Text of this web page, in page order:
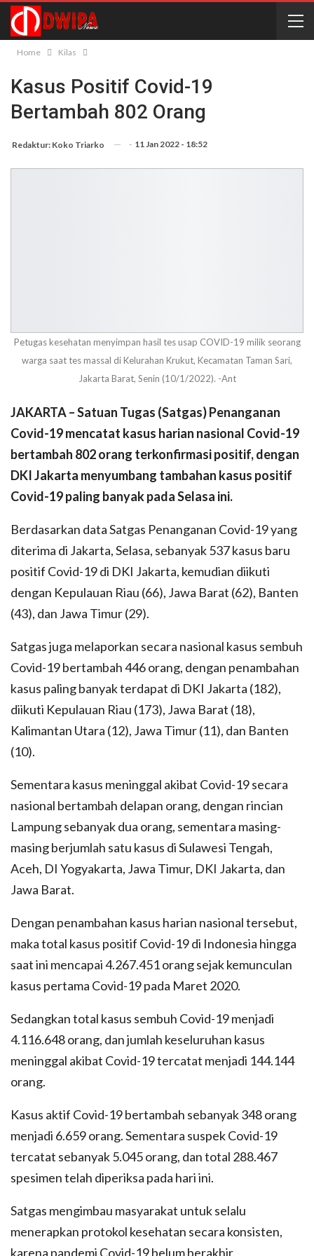
Home Kilas
Kasus Positif Covid-19
Bertambah 802 Orang
Redaktur: Koko Triarko - 11 Jan 2022 - 18:52
Petugas kesehatan menyimpan hasil tes usap COVID-19 milik seorang
warga saat tes massal di Kelurahan Krukut, Kecamatan Taman Sari,
Jakarta Barat, Senin (10/1/2022). -Ant
JAKARTA – Satuan Tugas (Satgas) Penanganan
Covid-19 mencatat kasus harian nasional Covid-19
bertambah 802 orang terkonfirmasi positif, dengan
DKI Jakarta menyumbang tambahan kasus positif
Covid-19 paling banyak pada Selasa ini.
Berdasarkan data Satgas Penanganan Covid-19 yang
diterima di Jakarta, Selasa, sebanyak 537 kasus baru
positif Covid-19 di DKI Jakarta, kemudian diikuti
dengan Kepulauan Riau (66), Jawa Barat (62), Banten
(43), dan Jawa Timur (29).
Satgas juga melaporkan secara nasional kasus sembuh
Covid-19 bertambah 446 orang, dengan penambahan
kasus paling banyak terdapat di DKI Jakarta (182),
diikuti Kepulauan Riau (173), Jawa Barat (18),
Kalimantan Utara (12), Jawa Timur (11), dan Banten
(10).
Sementara kasus meninggal akibat Covid-19 secara
nasional bertambah delapan orang, dengan rincian
Lampung sebanyak dua orang, sementara masing-
masing berjumlah satu kasus di Sulawesi Tengah,
Aceh, DI Yogyakarta, Jawa Timur, DKI Jakarta, dan
Jawa Barat.
Dengan penambahan kasus harian nasional tersebut,
maka total kasus positif Covid-19 di Indonesia hingga
saat ini mencapai 4.267.451 orang sejak kemunculan
kasus pertama Covid-19 pada Maret 2020.
Sedangkan total kasus sembuh Covid-19 menjadi
4.116.648 orang, dan jumlah keseluruhan kasus
meninggal akibat Covid-19 tercatat menjadi 144.144
orang.
Kasus aktif Covid-19 bertambah sebanyak 348 orang
menjadi 6.659 orang. Sementara suspek Covid-19
tercatat sebanyak 5.045 orang, dan total 288.467
spesimen telah diperiksa pada hari ini.
Satgas mengimbau masyarakat untuk selalu
menerapkan protokol kesehatan secara konsisten,
karena pandemi Covid-19 belum berakhir.